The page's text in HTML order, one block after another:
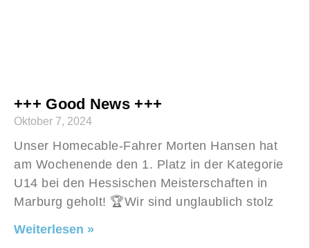
+++ Good News +++
Oktober 7, 2024
Unser Homecable-Fahrer Morten Hansen hat
am Wochenende den 1. Platz in der Kategorie
U14 bei den Hessischen Meisterschaften in
Marburg geholt! 🏆Wir sind unglaublich stolz
Weiterlesen »